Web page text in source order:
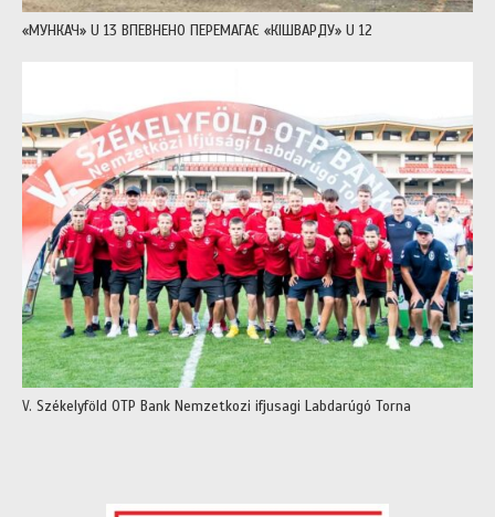
«МУНКАЧ» U 13 ВПЕВНЕНО ПЕРЕМАГАЄ «КІШВАРДУ» U 12
V. Székelyföld OTP Bank Nemzetkozi ifjusagi Labdarúgó Torna